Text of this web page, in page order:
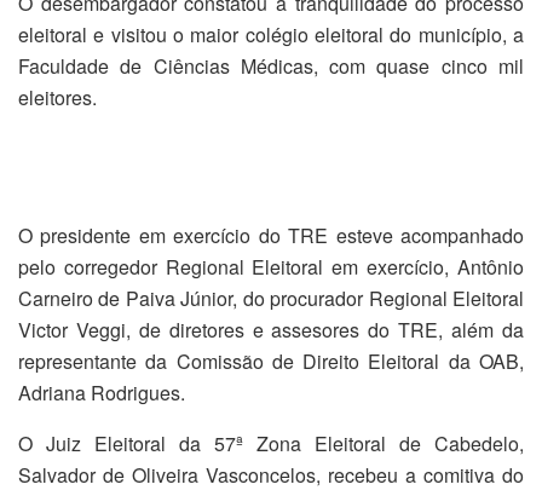
eleitoral e visitou o maior colégio eleitoral do município, a
Faculdade de Ciências Médicas, com quase cinco mil
eleitores.
O presidente em exercício do TRE esteve acompanhado
pelo corregedor Regional Eleitoral em exercício, Antônio
Carneiro de Paiva Júnior, do procurador Regional Eleitoral
Victor Veggi, de diretores e assesores do TRE, além da
representante da Comissão de Direito Eleitoral da OAB,
Adriana Rodrigues.
O Juiz Eleitoral da 57ª Zona Eleitoral de Cabedelo,
Salvador de Oliveira Vasconcelos, recebeu a comitiva do